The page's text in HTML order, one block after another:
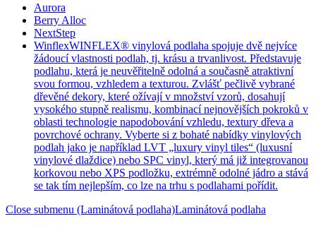
Aurora
Berry Alloc
NextStep
WinflexWINFLEX® vinylová podlaha spojuje dvě nejvíce
žádoucí vlastnosti podlah, tj. krásu a trvanlivost. Představuje
podlahu, která je neuvěřitelně odolná a současně atraktivní
svou formou, vzhledem a texturou. Zvlášť pečlivě vybrané
dřevěné dekory, které ožívají v množství vzorů, dosahují
vysokého stupně realismu, kombinací nejnovějších pokroků v
oblasti technologie napodobování vzhledu, textury dřeva a
povrchové ochrany. Vyberte si z bohaté nabídky vinylových
podlah jako je například LVT „luxury vinyl tiles“ (luxusní
vinylové dlaždice) nebo SPC vinyl, který má již integrovanou
korkovou nebo XPS podložku, extrémně odolné jádro a stává
se tak tím nejlepším, co lze na trhu s podlahami pořídit.
Close submenu (Laminátová podlaha)Laminátová podlaha